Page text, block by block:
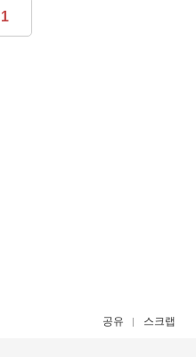
1
공유 스크랩